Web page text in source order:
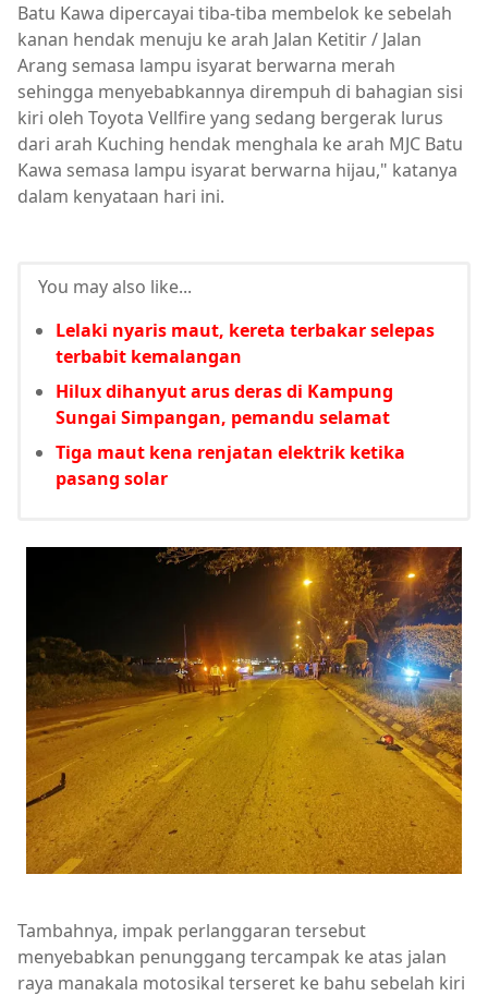
Batu Kawa dipercayai tiba-tiba membelok ke sebelah
kanan hendak menuju ke arah Jalan Ketitir / Jalan
Arang semasa lampu isyarat berwarna merah
sehingga menyebabkannya dirempuh di bahagian sisi
kiri oleh Toyota Vellfire yang sedang bergerak lurus
dari arah Kuching hendak menghala ke arah MJC Batu
Kawa semasa lampu isyarat berwarna hijau," katanya
dalam kenyataan hari ini.
You may also like...
Lelaki nyaris maut, kereta terbakar selepas
terbabit kemalangan
Hilux dihanyut arus deras di Kampung
Sungai Simpangan, pemandu selamat
Tiga maut kena renjatan elektrik ketika
pasang solar
Tambahnya, impak perlanggaran tersebut
menyebabkan penunggang tercampak ke atas jalan
raya manakala motosikal terseret ke bahu sebelah kiri